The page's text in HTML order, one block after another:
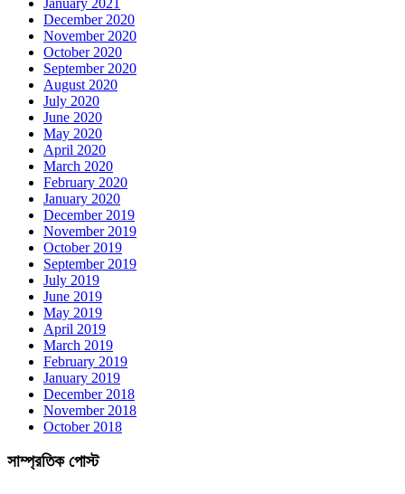
December 2020
November 2020
October 2020
September 2020
August 2020
July 2020
June 2020
May 2020
April 2020
March 2020
February 2020
January 2020
December 2019
November 2019
October 2019
September 2019
July 2019
June 2019
May 2019
April 2019
March 2019
February 2019
January 2019
December 2018
November 2018
October 2018
সাম্প্রতিক পোস্ট